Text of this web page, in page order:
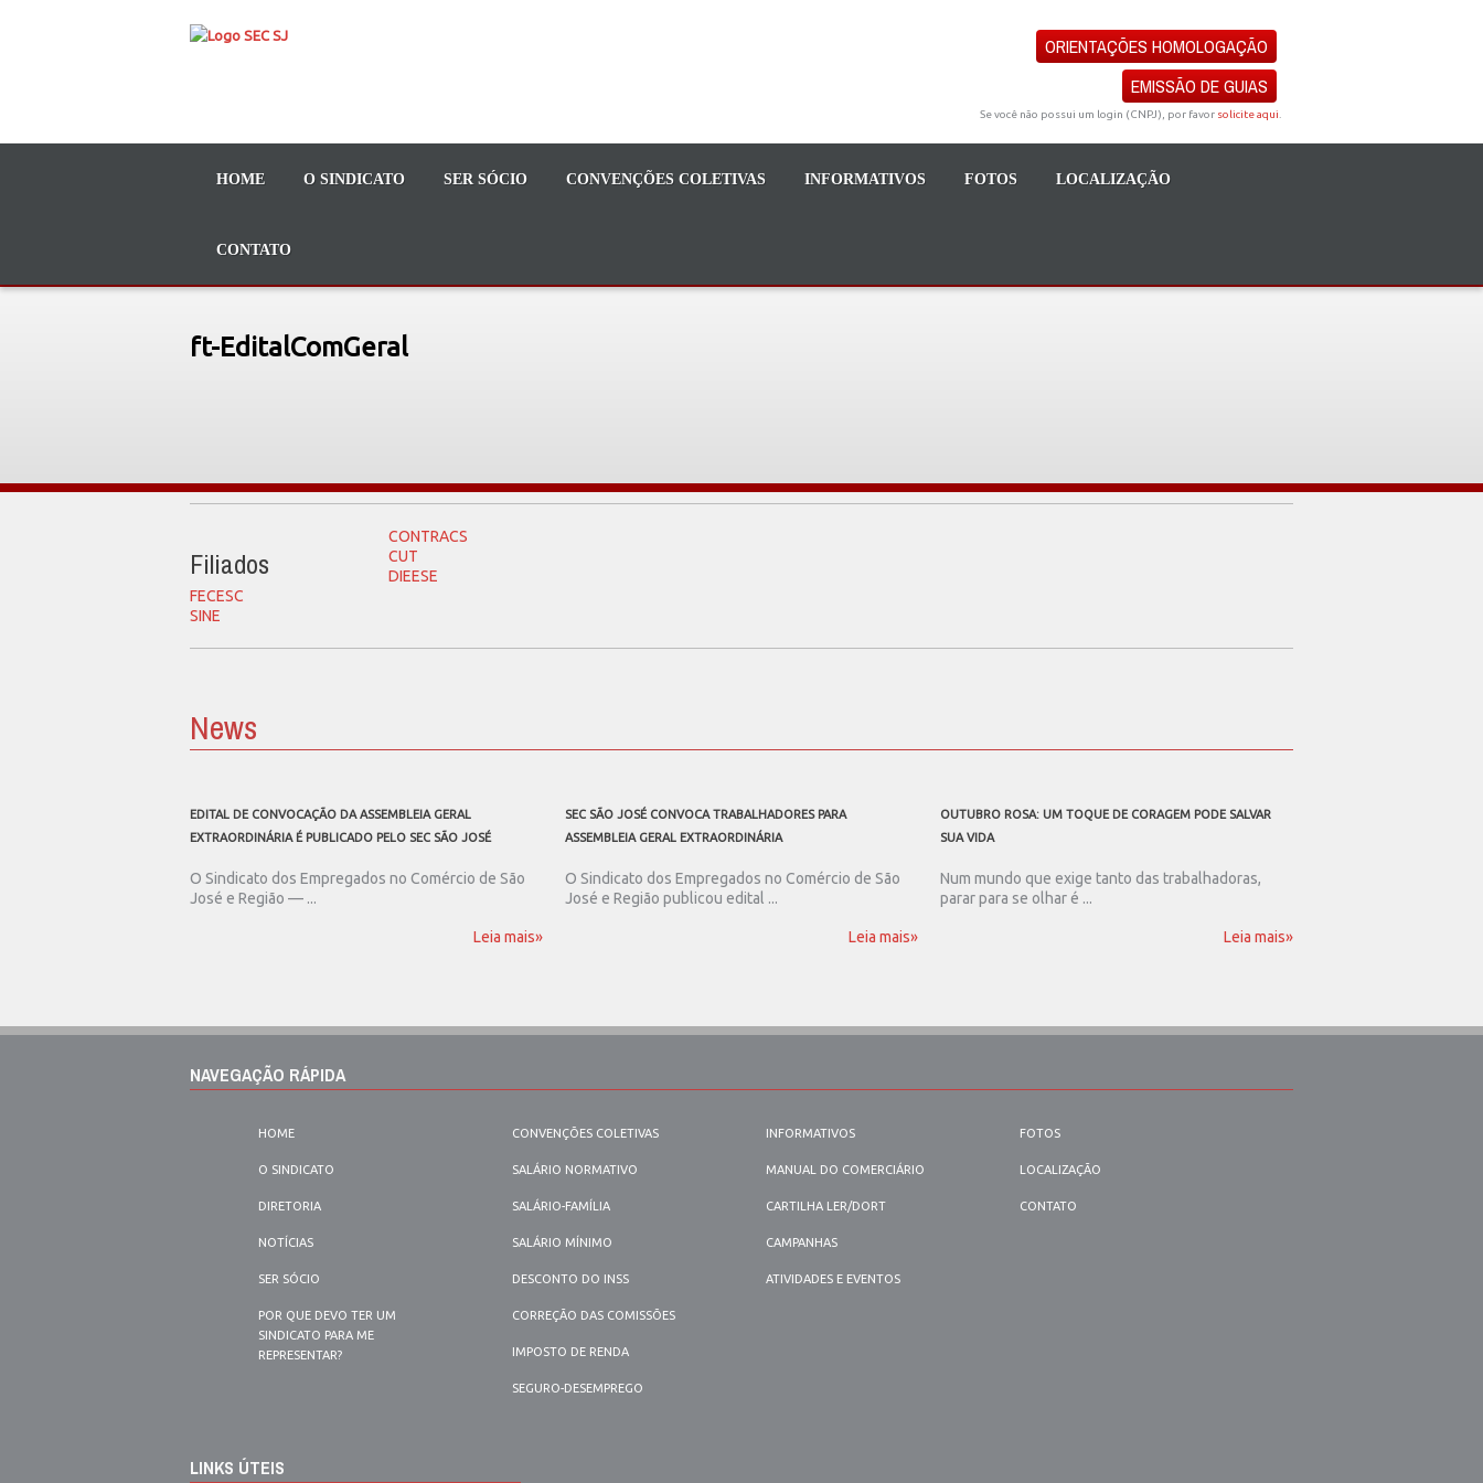
ORIENTAÇÕES HOMOLOGAÇÃO
EMISSÃO DE GUIAS
Se você não possui um login (CNPJ), por favor solicite aqui
HOME O SINDICATO SER SÓCIO CONVENÇÕES COLETIVAS INFORMATIVOS FOTOS LOCALIZAÇÃO
CONTATO
ft-EditalComGeral
Filiados
CONTRACS
CUT
DIEESE
FECESC
SINE
News
EDITAL DE CONVOCAÇÃO DA ASSEMBLEIA GERAL
EXTRAORDINÁRIA É PUBLICADO PELO SEC SÃO JOSÉ
O Sindicato dos Empregados no Comércio de São
José e Região — ...
Leia mais»
SEC SÃO JOSÉ CONVOCA TRABALHADORES PARA
ASSEMBLEIA GERAL EXTRAORDINÁRIA
O Sindicato dos Empregados no Comércio de São
José e Região publicou edital ...
Leia mais»
OUTUBRO ROSA: UM TOQUE DE CORAGEM PODE SALVAR
SUA VIDA
Num mundo que exige tanto das trabalhadoras,
parar para se olhar é ...
Leia mais»
NAVEGAÇÃO RÁPIDA
HOME
O SINDICATO
DIRETORIA
NOTÍCIAS
SER SÓCIO
POR QUE DEVO TER UM
SINDICATO PARA ME
REPRESENTAR?
CONVENÇÕES COLETIVAS
SALÁRIO NORMATIVO
SALÁRIO-FAMÍLIA
SALÁRIO MÍNIMO
DESCONTO DO INSS
CORREÇÃO DAS COMISSÕES
IMPOSTO DE RENDA
SEGURO-DESEMPREGO
INFORMATIVOS
MANUAL DO COMERCIÁRIO
CARTILHA LER/DORT
CAMPANHAS
ATIVIDADES E EVENTOS
FOTOS
LOCALIZAÇÃO
CONTATO
LINKS ÚTEIS